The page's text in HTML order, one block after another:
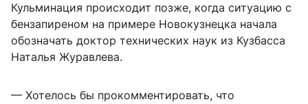
Кульминация происходит позже, когда ситуацию с
бензапиреном на примере Новокузнецка начала
обозначать доктор технических наук из Кузбасса
Наталья Журавлева.
— Хотелось бы прокомментировать, что